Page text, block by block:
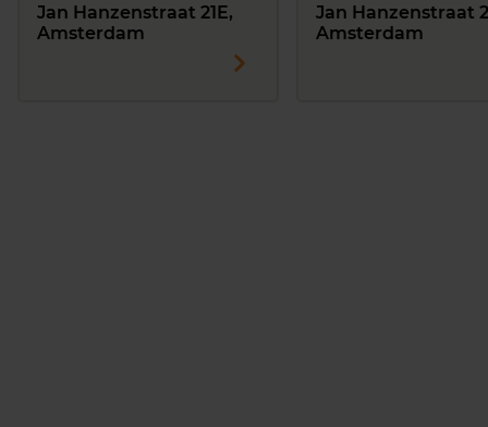
Jan Hanzenstraat 21E,
Amsterdam
Jan Hanzenstraat
Amsterdam